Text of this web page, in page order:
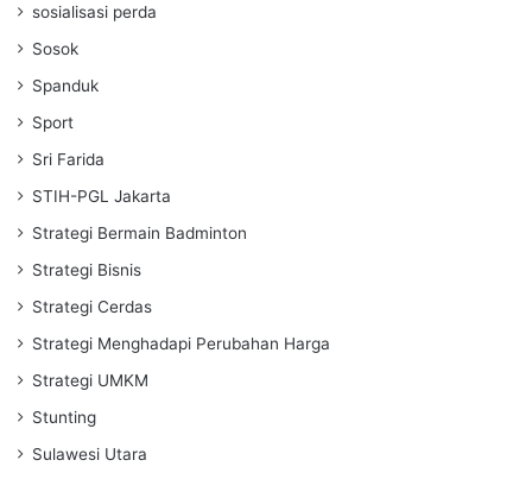
sosialisasi perda
Sosok
Spanduk
Sport
Sri Farida
STIH-PGL Jakarta
Strategi Bermain Badminton
Strategi Bisnis
Strategi Cerdas
Strategi Menghadapi Perubahan Harga
Strategi UMKM
Stunting
Sulawesi Utara